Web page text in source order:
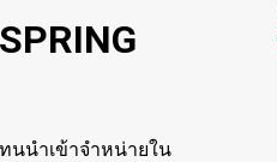
ทนนำเข้าจำหน่ายใน